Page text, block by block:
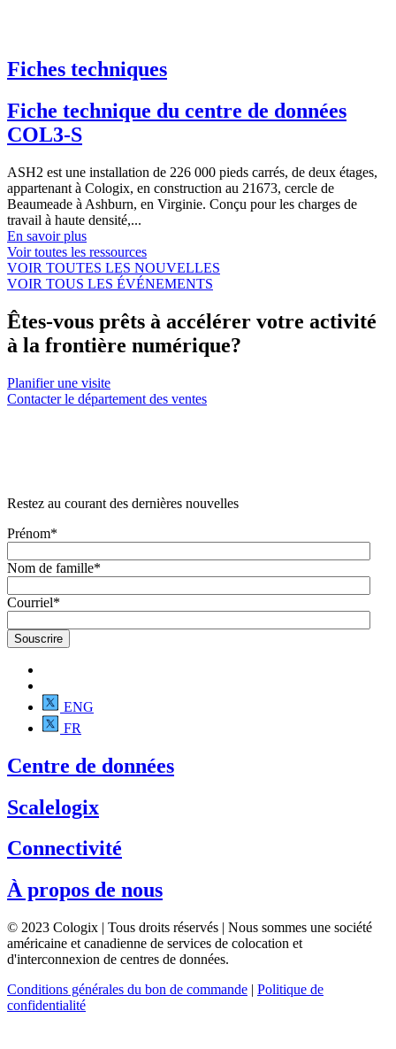
Fiches techniques
Fiche technique du centre de données
COL3-S
ASH2 est une installation de 226 000 pieds carrés, de deux étages,
appartenant à Cologix, en construction au 21673, cercle de
Beaumeade à Ashburn, en Virginie. Conçu pour les charges de
travail à haute densité,...
En savoir plus
Voir toutes les ressources
VOIR TOUTES LES NOUVELLES
VOIR TOUS LES ÉVÉNEMENTS
Êtes-vous prêts à accélérer votre activité
à la frontière numérique?
Planifier une visite
Contacter le département des ventes
Restez au courant des dernières nouvelles
Prénom*
Nom de famille*
Courriel*
ENG
FR
Centre de données
Scalelogix
Connectivité
À propos de nous
© 2023 Cologix | Tous droits réservés | Nous sommes une société
américaine et canadienne de services de colocation et
d'interconnexion de centres de données.
Conditions générales du bon de commande | Politique de
confidentialité